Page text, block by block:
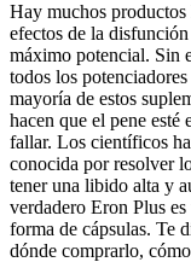
Hay muchos productos
efectos de la
máximo potencial. Sin
todos los
mayoría de estos
hacen que el pene esté
fallar. Los científicos
conocida por resolver
tener una libido alta y
verdadero Eron Plus
forma de cápsulas. Te
dónde comprarlo,